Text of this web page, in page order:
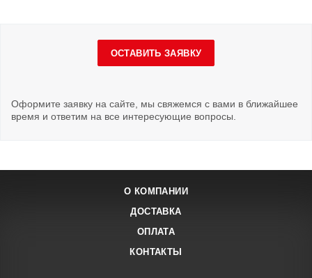
ОСТАВИТЬ ЗАЯВКУ
Оформите заявку на сайте, мы свяжемся с вами в ближайшее
время и ответим на все интересующие вопросы.
О КОМПАНИИ
ДОСТАВКА
ОПЛАТА
КОНТАКТЫ